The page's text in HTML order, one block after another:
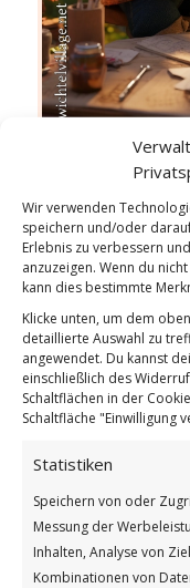
Wir verwenden
speichern und/oder
Erlebnis zu verbessern
anzuzeigen. Wenn du
kann dies bestimmte
Klicke unten, um dem
detaillierte Auswahl zu
angewendet. Du kannst
einschließlich des
Schaltflächen in der
Schaltfläche "Einwilligung
Statistiken
Speichern von oder
Messung der
Inhalten, Analyse von
Kombinationen von
Wie findest du
Weiterlesen
28. NOVEMBER 2025 /
Ein
GUTEN MORGEN